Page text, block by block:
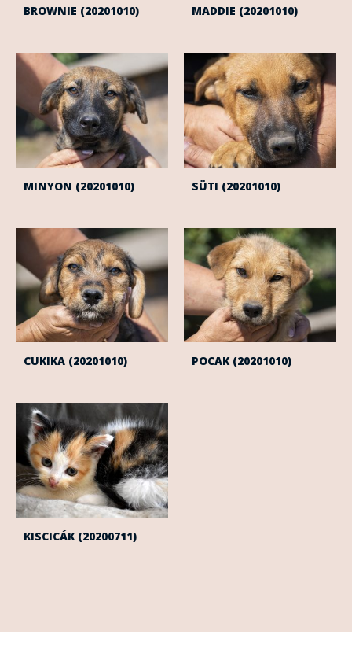
BROWNIE (20201010) MADDIE (20201010)
MINYON (20201010) SÜTI (20201010)
CUKIKA (20201010) POCAK (20201010)
KISCICÁK (20200711)